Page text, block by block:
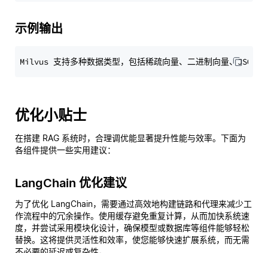
示例输出
优化小贴士
在搭建 RAG 系统时，合理调优能显著提升性能与效率。下面为
各组件提供一些实用建议：
LangChain 优化建议
为了优化 LangChain，需要通过高效地构建链路和代理来减少工
作流程中的冗余操作。使用缓存避免重复计算，从而加快系统速
度，并尝试采用模块化设计，确保模型或数据库等组件能够轻松
替换。这将提供灵活性和效率，使您能够快速扩展系统，而无需